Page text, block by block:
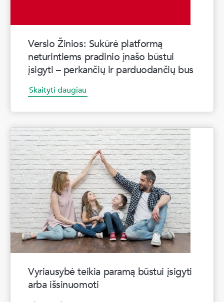
Verslo Žinios: Sukūrė platformą
neturintiems pradinio įnašo būstui
įsigyti – perkančių ir parduodančių bus
Skaityti daugiau
Vyriausybė teikia paramą būstui įsigyti
arba išsinuomoti